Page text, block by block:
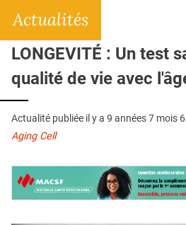
L'APP
QUI SOMMES-NOUS ?
PUBLICITÉ
CONDITIONS GÉNÉRALES
CONTACT
Actualités
LONGEVITÉ : Un test
qualité de vie avec
Actualité publiée il y a 9 années 7 mois
Aging Cell